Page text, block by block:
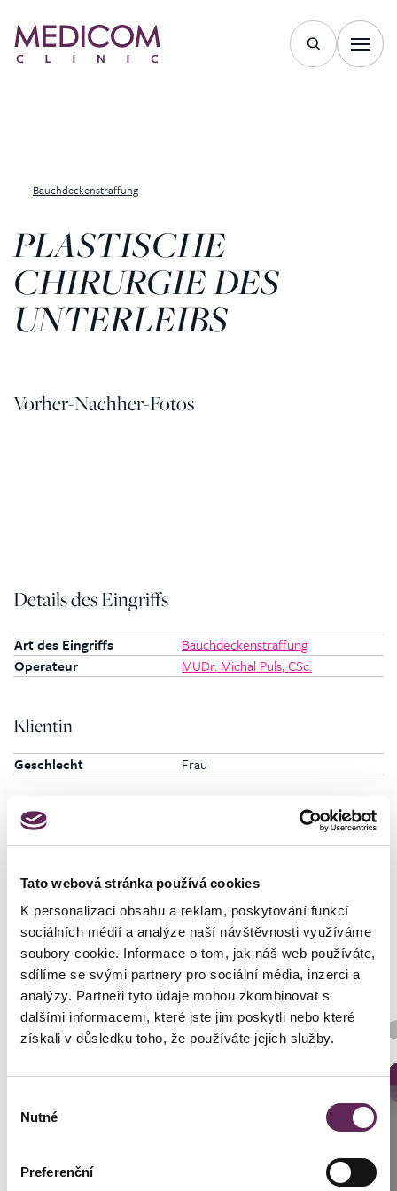
Tato webová stránka používá cookies
K personalizaci obsahu a reklam, poskytování funkcí
sociálních médií a analýze naší návštěvnosti využíváme
soubory cookie. Informace o tom, jak náš web používáte,
sdílíme se svými partnery pro sociální média, inzerci a
analýzy. Partneři tyto údaje mohou zkombinovat s
dalšími informacemi, které jste jim poskytli nebo které
získali v důsledku toho, že používáte jejich služby.
souhlasu
Nutné
Preferenční
Bauchdeckenstraffung
PLASTISCHE
CHIRURGIE DES
UNTERLEIBS
Vorher-Nachher-Fotos
Details des Eingriffs
Art des Eingriffs
Bauchdeckenstraffung
Operateur
MUDr. Michal Puls, CSc.
Klientin
Geschlecht Frau
Fotos vorher und nachher
DETAILS DER VERWANDLUNG
Brünn: +420 776 279 454